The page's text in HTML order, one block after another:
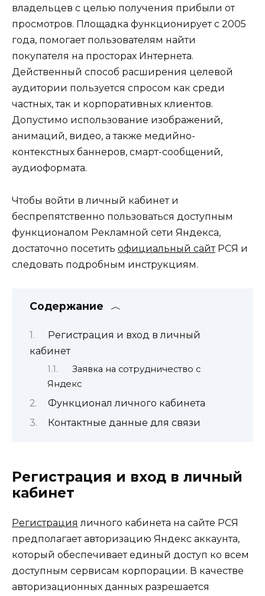
владельцев с целью получения прибыли от
просмотров. Площадка функционирует с 2005
года, помогает пользователям найти
покупателя на просторах Интернета.
Действенный способ расширения целевой
аудитории пользуется спросом как среди
частных, так и корпоративных клиентов.
Допустимо использование изображений,
анимаций, видео, а также медийно-
контекстных баннеров, смарт-сообщений,
аудиоформата.
Чтобы войти в личный кабинет и
беспрепятственно пользоваться доступным
функционалом Рекламной сети Яндекса,
достаточно посетить официальный сайтРСЯ и
следовать подробным инструкциям.
Содержание
Регистрация и вход в личный
кабинет
Заявка на сотрудничество с
Яндекс
Функционал личного кабинета
Контактные данные для связи
Регистрация и вход в личный
кабинет
Регистрация личного кабинета на сайте РСЯ
предполагает авторизацию Яндекс аккаунта,
который обеспечивает единый доступ ко всем
доступным сервисам корпорации. В качестве
авторизационных данных разрешается